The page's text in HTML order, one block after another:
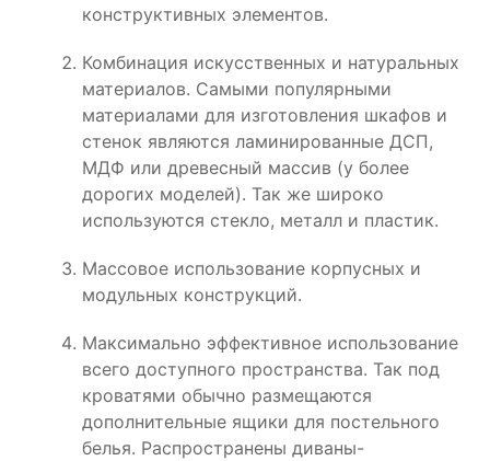
конструктивных элементов.
Комбинация искусственных и натуральных
материалов. Самыми популярными
материалами для изготовления шкафов и
стенок являются ламинированные ДСП,
МДФ или древесный массив (у более
дорогих моделей). Так же широко
используются стекло, металл и пластик.
Массовое использование корпусных и
модульных конструкций.
Максимально эффективное использование
всего доступного пространства. Так под
кроватями обычно размещаются
дополнительные ящики для постельного
белья. Распространены диваны-